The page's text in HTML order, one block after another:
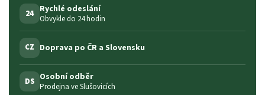
24 Rychlé odeslání
Obvykle do 24 hodin
CZ Doprava po ČR a Slovensku
DS Osobní odběr
Prodejna ve Slušovicích